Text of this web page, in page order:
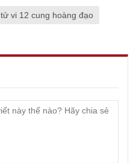
tử vi 12 cung hoàng đạo